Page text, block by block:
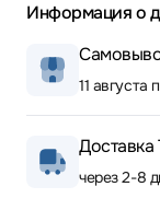
Информация о
11 августа
Доставка
через 2-8